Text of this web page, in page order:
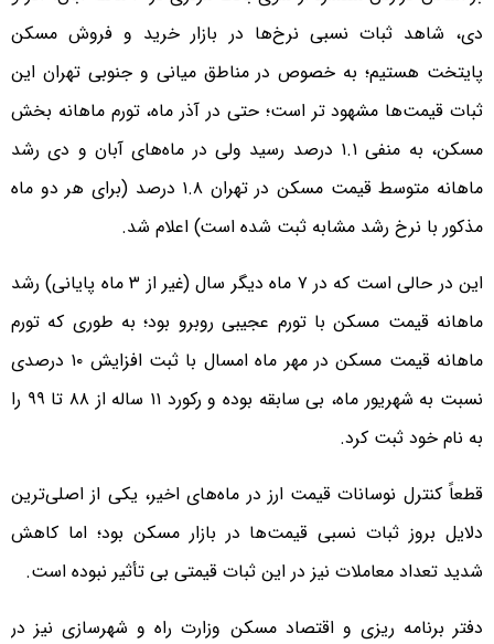
دی، شاهد ثبات نسبی نرخ‌ها در بازار خرید و فروش مسکن
پایتخت هستیم؛ به خصوص در مناطق میانی و جنوبی تهران این
ثبات قیمت‌ها مشهود تر است؛ حتی در آذر ماه، تورم ماهانه بخش
مسکن، به منفی ۱.۱ درصد رسید ولی در ماه‌های آبان و دی رشد
ماهانه متوسط قیمت مسکن در تهران ۱.۸ درصد (برای هر دو ماه
مذکور با نرخ رشد مشابه ثبت شده است) اعلام شد.
این در حالی است که در ۷ ماه دیگر سال (غیر از ۳ ماه پایانی) رشد
ماهانه قیمت مسکن با تورم عجیبی روبرو بود؛ به طوری که تورم
ماهانه قیمت مسکن در مهر ماه امسال با ثبت افزایش ۱۰ درصدی
نسبت به شهریور ماه، بی سابقه بوده و رکورد ۱۱ ساله از ۸۸ تا ۹۹ را
به نام خود ثبت کرد.
قطعاً کنترل نوسانات قیمت ارز در ماه‌های اخیر، یکی از اصلی‌ترین
دلایل بروز ثبات نسبی قیمت‌ها در بازار مسکن بود؛ اما کاهش
شدید تعداد معاملات نیز در این ثبات قیمتی بی تأثیر نبوده است.
دفتر برنامه ریزی و اقتصاد مسکن وزارت راه و شهرسازی نیز در